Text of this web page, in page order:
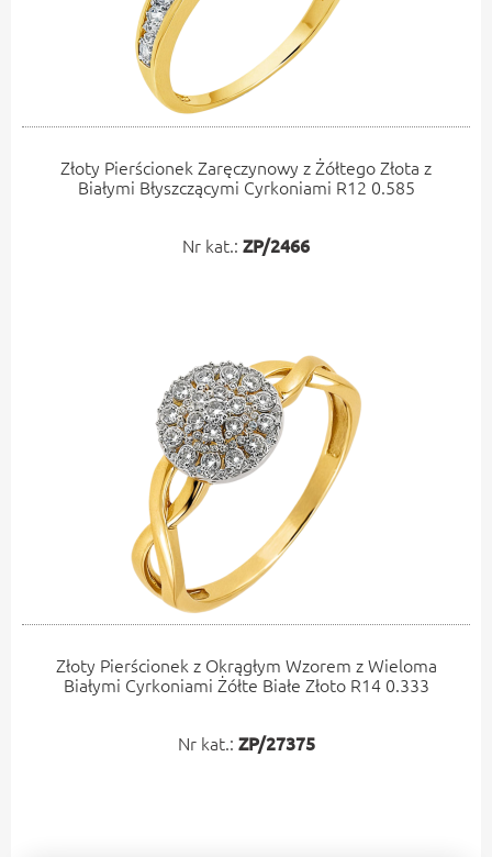
Złoty Pierścionek Zaręczynowy z Żółtego Złota z
Białymi Błyszczącymi Cyrkoniami R12 0.585
Nr kat.: ZP/2466
Złoty Pierścionek z Okrągłym Wzorem z Wieloma
Białymi Cyrkoniami Żółte Białe Złoto R14 0.333
Nr kat.: ZP/27375